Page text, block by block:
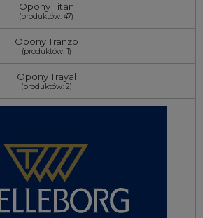
Opony Titan
(produktów: 47)
Opony Tranzo
(produktów: 1)
Opony Trayal
(produktów: 2)